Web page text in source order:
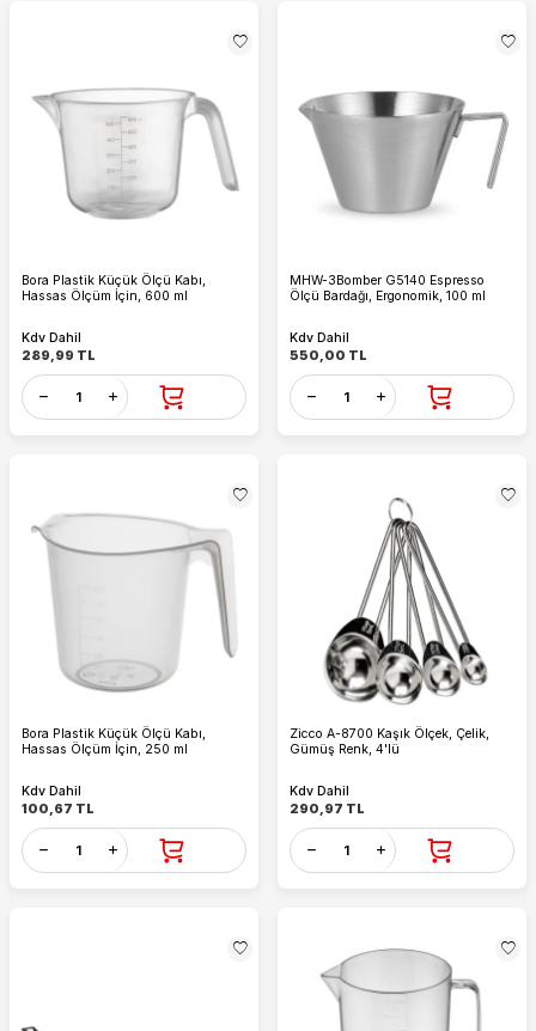
Bora Plastik Küçük Ölçü Kabı,
Hassas Ölçüm İçin, 600 ml
Kdv Dahil
289,99 TL
MHW-3Bomber G5140 Espresso
Ölçü Bardağı, Ergonomik, 100 ml
Kdv Dahil
550,00 TL
Bora Plastik Küçük Ölçü Kabı,
Hassas Ölçüm İçin, 250 ml
Kdv Dahil
100,67 TL
Zicco A-8700 Kaşık Ölçek, Çelik,
Gümüş Renk, 4'lü
Kdv Dahil
290,97 TL